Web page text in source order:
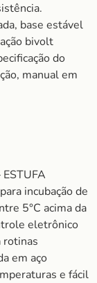
base estável
bivolt
do
manual em
incubação de
5°C acima da
eletrônico
rotinas
em aço
e fácil